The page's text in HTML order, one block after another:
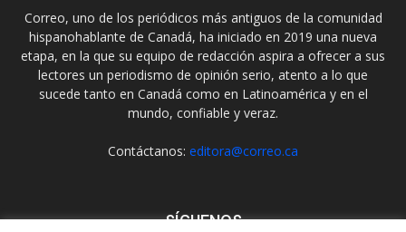
Correo, uno de los periódicos más antiguos de la comunidad
hispanohablante de Canadá, ha iniciado en 2019 una nueva
etapa, en la que su equipo de redacción aspira a ofrecer a sus
lectores un periodismo de opinión serio, atento a lo que
sucede tanto en Canadá como en Latinoamérica y en el
mundo, confiable y veraz.
Contáctanos: editora@correo.ca
SÍGUENOS